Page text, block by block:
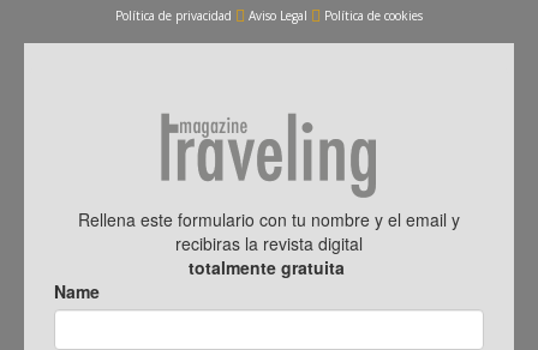
Política de privacidad Aviso Legal Política de cookies